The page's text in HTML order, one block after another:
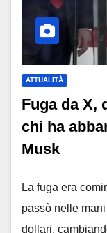
ATTUALITÀ
Fuga da X,
chi ha
Musk
La fuga era
passò nelle
dollari,